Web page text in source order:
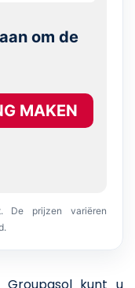
om de
MAKEN
De prijzen variëren
kunt u